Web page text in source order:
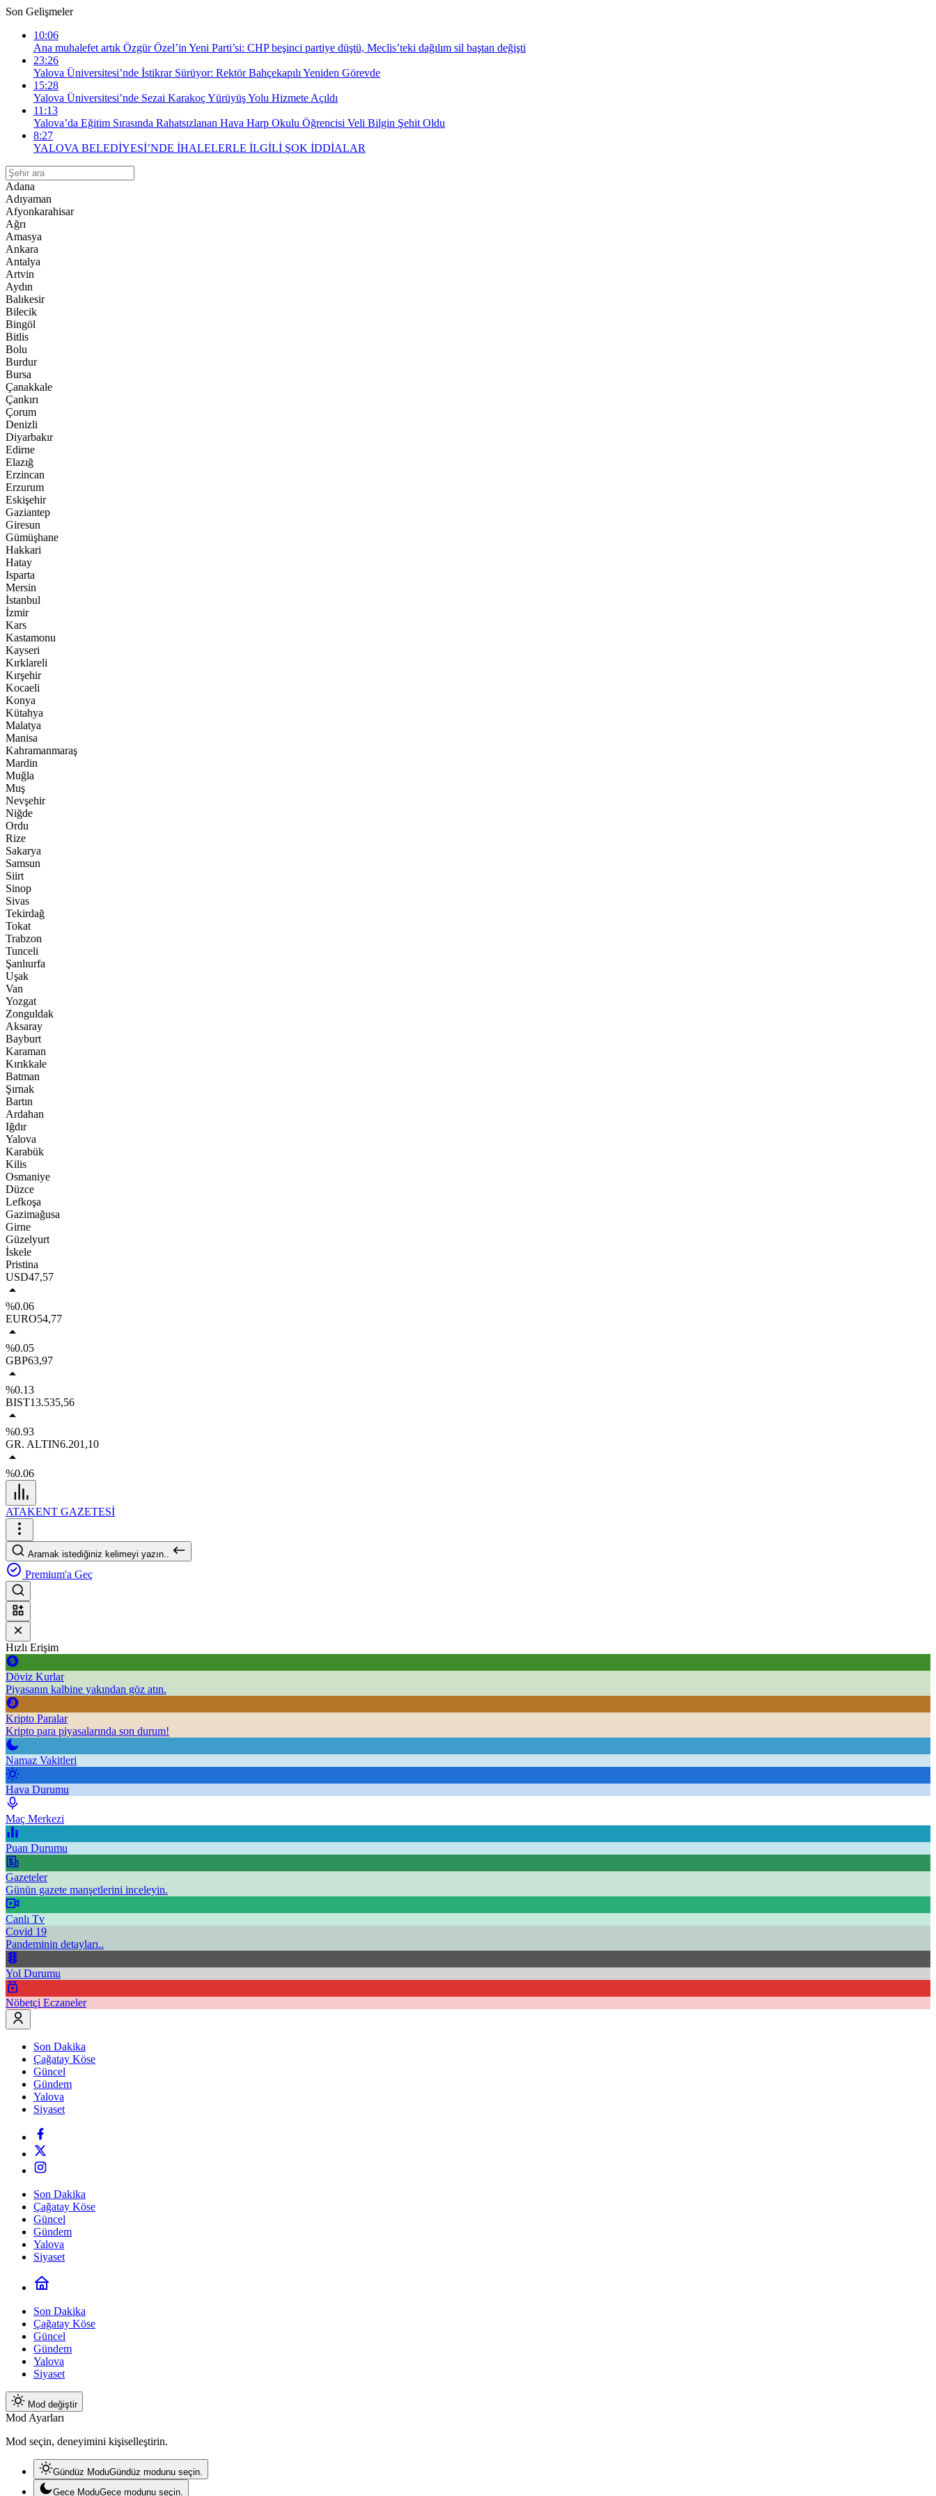
Son Gelişmeler
10:06
Ana muhalefet artık Özgür Özel’in Yeni Parti’si: CHP beşinci partiye düştü, Meclis’teki dağılım sil baştan değişti
23:26
Yalova Üniversitesi’nde İstikrar Sürüyor: Rektör Bahçekapılı Yeniden Görevde
15:28
Yalova Üniversitesi’nde Sezai Karakoç Yürüyüş Yolu Hizmete Açıldı
11:13
Yalova’da Eğitim Sırasında Rahatsızlanan Hava Harp Okulu Öğrencisi Veli Bilgin Şehit Oldu
8:27
YALOVA BELEDİYESİ’NDE İHALELERLE İLGİLİ ŞOK İDDİALAR
Adana
Adıyaman
Afyonkarahisar
Ağrı
Amasya
Ankara
Antalya
Artvin
Aydın
Balıkesir
Bilecik
Bingöl
Bitlis
Bolu
Burdur
Bursa
Çanakkale
Çankırı
Çorum
Denizli
Diyarbakır
Edirne
Elazığ
Erzincan
Erzurum
Eskişehir
Gaziantep
Giresun
Gümüşhane
Hakkari
Hatay
Isparta
Mersin
İstanbul
İzmir
Kars
Kastamonu
Kayseri
Kırklareli
Kırşehir
Kocaeli
Konya
Kütahya
Malatya
Manisa
Kahramanmaraş
Mardin
Muğla
Muş
Nevşehir
Niğde
Ordu
Rize
Sakarya
Samsun
Siirt
Sinop
Sivas
Tekirdağ
Tokat
Trabzon
Tunceli
Şanlıurfa
Uşak
Van
Yozgat
Zonguldak
Aksaray
Bayburt
Karaman
Kırıkkale
Batman
Şırnak
Bartın
Ardahan
Iğdır
Yalova
Karabük
Kilis
Osmaniye
Düzce
Lefkoşa
Gazimağusa
Girne
Güzelyurt
İskele
Pristina
USD47,57
%0.06
EURO54,77
%0.05
GBP63,97
%0.13
BIST13.535,56
%0.93
GR. ALTIN6.201,10
%0.06
ATAKENT GAZETESİ
Aramak istediğiniz kelimeyi yazın..
Premium'a Geç
Hızlı Erişim
Döviz Kurlar
Piyasanın kalbine yakından göz atın.
Kripto Paralar
Kripto para piyasalarında son durum!
Namaz Vakitleri
Hava Durumu
Maç Merkezi
Puan Durumu
Gazeteler
Günün gazete manşetlerini inceleyin.
Canlı Tv
Covid 19
Pandeminin detayları..
Yol Durumu
Nöbetçi Eczaneler
Son Dakika
Çağatay Köse
Güncel
Gündem
Yalova
Siyaset
Son Dakika
Çağatay Köse
Güncel
Gündem
Yalova
Siyaset
Son Dakika
Çağatay Köse
Güncel
Gündem
Yalova
Siyaset
Mod değiştir
Mod Ayarları
Mod seçin, deneyimini kişiselleştirin.
Gündüz ModuGündüz modunu seçin.
Gece ModuGece modunu seçin.